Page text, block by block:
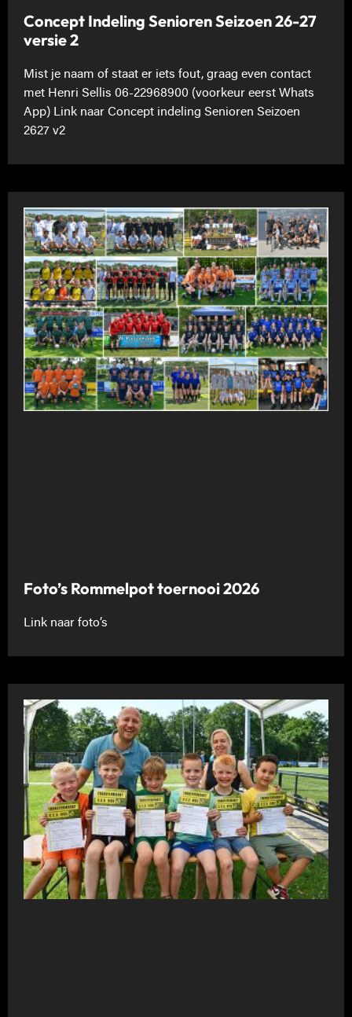
Concept Indeling Senioren Seizoen 26-27
versie 2
Mist je naam of staat er iets fout, graag even contact
met Henri Sellis 06-22968900 (voorkeur eerst Whats
App) Link naar Concept indeling Senioren Seizoen
2627 v2
Foto’s Rommelpot toernooi 2026
Link naar foto’s